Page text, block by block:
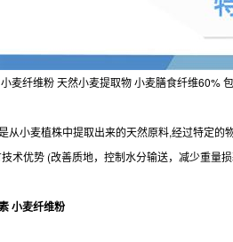
麦纤维粉 天然小麦提取物 小麦膳食纤维60%
从小麦植株中提取出来的天然原料,经过特定
术优势 (改善质地，控制水分输送，减少重量
小麦纤维粉